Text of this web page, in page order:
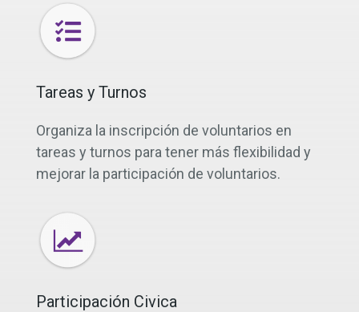
Tareas y Turnos
Organiza la inscripción de voluntarios en
tareas y turnos para tener más flexibilidad y
mejorar la participación de voluntarios.
Participación Civica